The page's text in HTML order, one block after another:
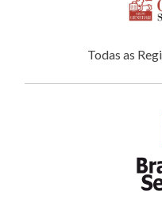
Todas as